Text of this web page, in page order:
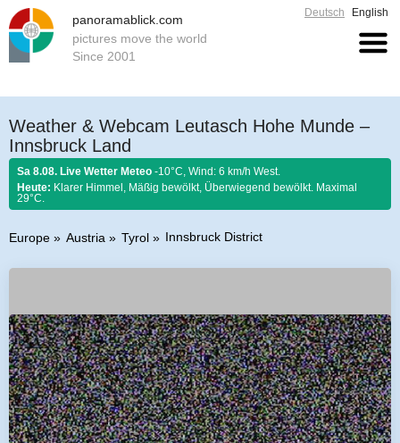
panoramablick.com
pictures move the world
Since 2001
Deutsch English
Weather & Webcam Leutasch Hohe Munde –
Innsbruck Land
Sa 8.08. Live Wetter Meteo -10°C, Wind: 6 km/h West.
Heute: Klarer Himmel, Mäßig bewölkt, Überwiegend bewölkt. Maximal
29°C.
Europe Austria Tyrol Innsbruck District